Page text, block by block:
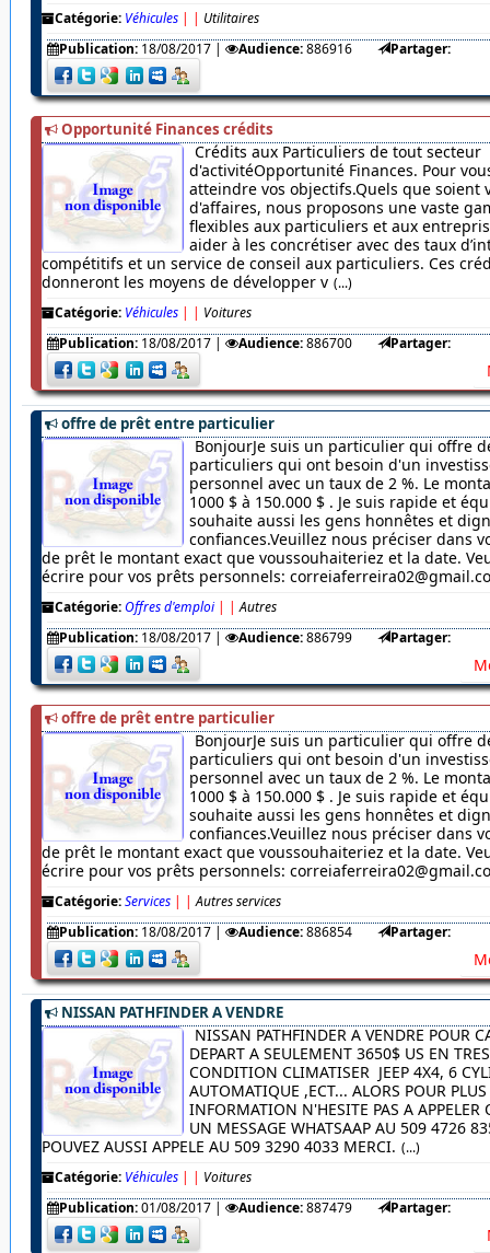
Catégorie: Véhicules | | Utilitaires
Publication: 18/08/2017| Audience:886916 Partager:
Opportunité Finances crédits
Crédits aux Particuliers de tout secteur
d'activitéOpportunité Finances. Pour
atteindre vos objectifs.Quels que soient
d'affaires, nous proposons une vaste
flexibles aux particuliers et aux
aider à les concrétiser avec des taux
compétitifs et un service de conseil aux particuliers. Ces
donneront les moyens de développer v (...)
Catégorie: Véhicules | | Voitures
Publication: 18/08/2017| Audience:886700 Partager:
offre de prêt entre particulier
BonjourJe suis un particulier qui offre
particuliers qui ont besoin d'un
personnel avec un taux de 2 %. Le
1000 $ à 150.000 $ . Je suis rapide et
souhaite aussi les gens honnêtes et
confiances.Veuillez nous préciser dans
de prêt le montant exact que voussouhaiteriez et la date.
écrire pour vos prêts personnels:
Catégorie:Offres d'emploi | | Autres
Publication: 18/08/2017| Audience:886799 Partager:
offre de prêt entre particulier
BonjourJe suis un particulier qui offre
particuliers qui ont besoin d'un
personnel avec un taux de 2 %. Le
1000 $ à 150.000 $ . Je suis rapide et
souhaite aussi les gens honnêtes et
confiances.Veuillez nous préciser dans
de prêt le montant exact que voussouhaiteriez et la date.
écrire pour vos prêts personnels:
Catégorie:Services | | Autres services
Publication: 18/08/2017| Audience:886854 Partager:
NISSAN PATHFINDER A VENDRE
NISSAN PATHFINDER A VENDRE POUR
DEPART A SEULEMENT 3650$ US EN
CONDITION CLIMATISER JEEP 4X4, 6
AUTOMATIQUE ,ECT... ALORS POUR PLUS
INFORMATION N'HESITE PAS A APPELER
UN MESSAGE WHATSAAP AU 509 4726
POUVEZ AUSSI APPELE AU 509 3290 4033 MERCI. (...)
Catégorie: Véhicules | | Voitures
Publication:01/08/2017| Audience:887479 Partager: